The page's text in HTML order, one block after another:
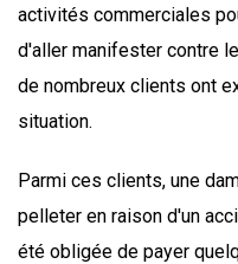
activités commerciales
d'aller manifester contre
de nombreux clients ont
situation.
Parmi ces clients, une
pelleter en raison d'un
été obligée de payer